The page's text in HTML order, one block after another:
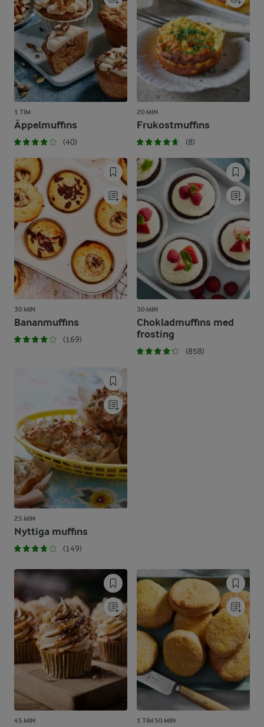
1 TIM
Äppelmuffins
(40)
20 MIN
Frukostmuffins
(8)
30 MIN
Bananmuffins
(169)
30 MIN
Chokladmuffins med
frosting
(858)
25 MIN
Nyttiga muffins
(149)
45 MIN 1 TIM 50 MIN